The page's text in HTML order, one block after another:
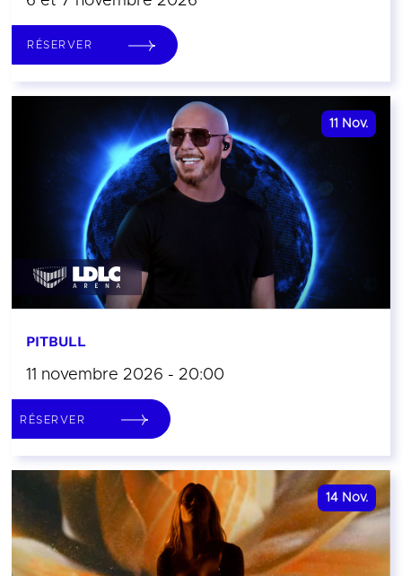
RÉSERVER
11 Nov.
PITBULL
11 novembre 2026 - 20:00
RÉSERVER
14 Nov.